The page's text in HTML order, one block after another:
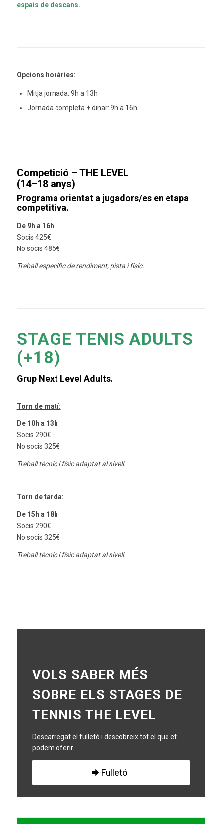
espais de descans.
Opcions horàries:
Mitja jornada: 9h a 13h
Jornada completa + dinar: 9h a 16h
Competició – THE LEVEL
(14–18 anys)
Programa orientat a jugadors/es en etapa
competitiva.
De 9h a 16h
Socis 425€
No socis 485€
Treball específic de rendiment, pista i físic.
STAGE TENIS ADULTS
(+18)
Grup Next Level Adults.
Torn de matí:
De 10h a 13h
Socis 290€
No socis 325€
Treball tècnic i físic adaptat al nivell.
Torn de tarda:
De 15h a 18h
Socis 290€
No socis 325€
Treball tècnic i físic adaptat al nivell.
VOLS SABER MÉS
SOBRE ELS STAGES DE
TENNIS THE LEVEL
Descarregat el fulletó i descobreix tot el que et
podem oferir.
Fulletó